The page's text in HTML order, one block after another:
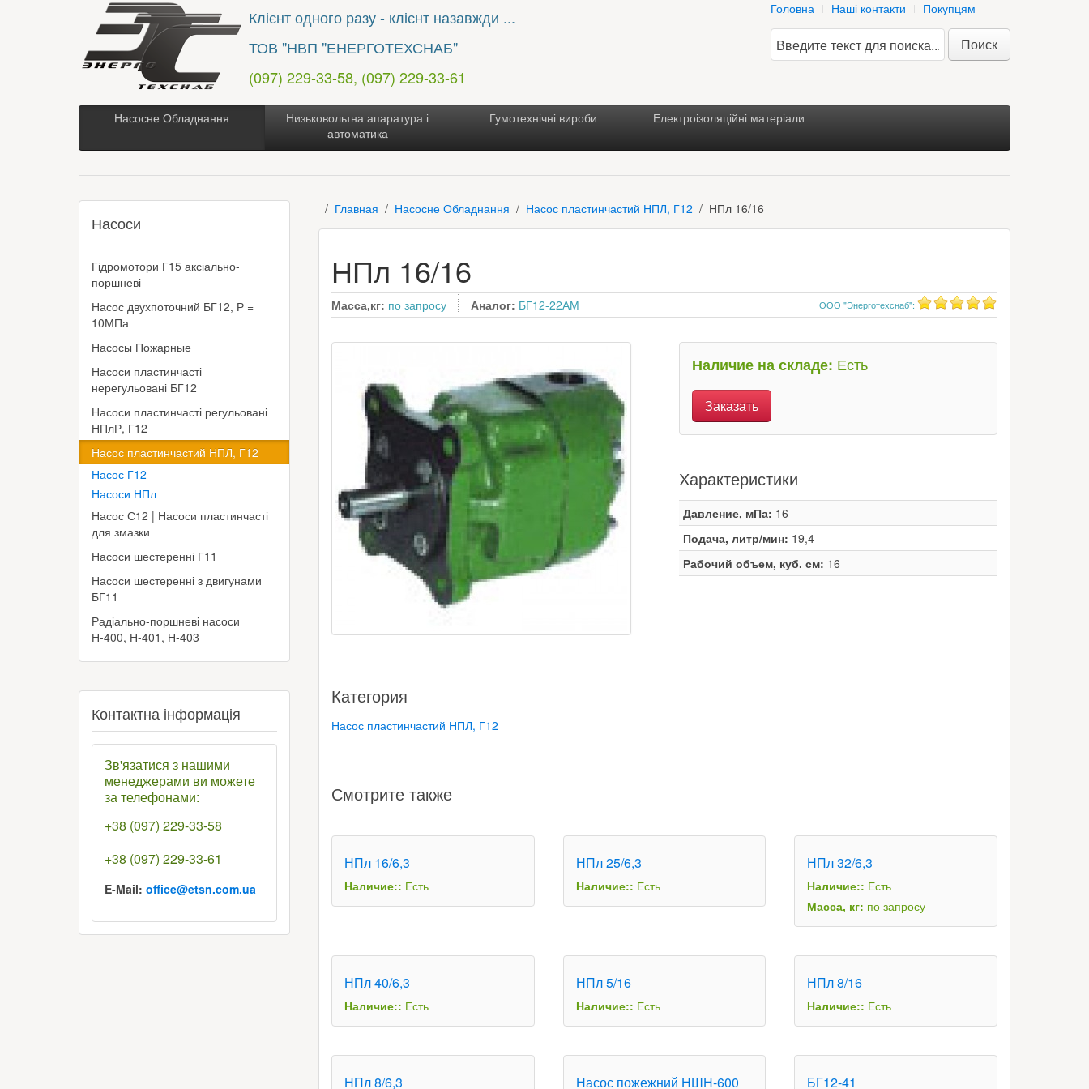
Клієнт одного разу - клієнт назавжди ...
ТОВ "НВП "ЕНЕРГОТЕХСНАБ"
(097) 229-33-58, (097) 229-33-61
Головна Наші контакти Покупцям
Поиск
Насосне Обладнання
Низьковольтна апаратура і
автоматика
Гумотехнічні вироби Електроізоляційні матеріали
Главная Насосне Обладнання Насос пластинчастий НПЛ, Г12 НПл 16/16
НПл 16/16
ООО "Энерготехснаб":
Масса,кг: по запросу Аналог: БГ12-22АМ
Наличие на складе: Есть
Заказать
Характеристики
Давление, мПа: 16
Подача, литр/мин: 19,4
Рабочий объем, куб. см: 16
Категория
Насос пластинчастий НПЛ, Г12
Смотрите также
НПл 16/6,3
Наличие:: Есть
НПл 25/6,3
Наличие:: Есть
НПл 32/6,3
Наличие:: Есть
Масса, кг: по запросу
НПл 40/6,3
Наличие:: Есть
НПл 5/16
Наличие:: Есть
НПл 8/16
Наличие:: Есть
НПл 8/6,3 Насос пожежний НШН-600 БГ12-41
Насоси
Гідромотори Г15 аксіально-
поршневі
Насос двухпоточний БГ12, Р =
10МПа
Насосы Пожарные
Насоси пластинчасті
нерегульовані БГ12
Насоси пластинчасті регульовані
НПлР, Г12
Насос пластинчастий НПЛ, Г12
Насос Г12
Насоси НПл
Насос С12 | Насоси пластинчасті
для змазки
Насоси шестеренні Г11
Насоси шестеренні з двигунами
БГ11
Радіально-поршневі насоси
Н-400, Н-401, Н-403
Контактна інформація
Зв'язатися з нашими
менеджерами ви можете
за телефонами:
+38 (097) 229-33-58
+38 (097) 229-33-61
E-Mail: office@etsn.com.ua